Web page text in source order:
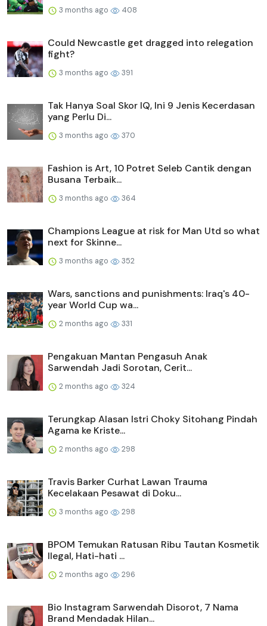
3 months ago 408
Could Newcastle get dragged into relegation
fight?
3 months ago 391
Tak Hanya Soal Skor IQ, Ini 9 Jenis Kecerdasan
yang Perlu Di...
3 months ago 370
Fashion is Art, 10 Potret Seleb Cantik dengan
Busana Terbaik...
3 months ago 364
Champions League at risk for Man Utd so what
next for Skinne...
3 months ago 352
Wars, sanctions and punishments: Iraq's 40-
year World Cup wa...
2 months ago 331
Pengakuan Mantan Pengasuh Anak
Sarwendah Jadi Sorotan, Cerit...
2 months ago 324
Terungkap Alasan Istri Choky Sitohang Pindah
Agama ke Kriste...
2 months ago 298
Travis Barker Curhat Lawan Trauma
Kecelakaan Pesawat di Doku...
3 months ago 298
BPOM Temukan Ratusan Ribu Tautan Kosmetik
Ilegal, Hati-hati ...
2 months ago 296
Bio Instagram Sarwendah Disorot, 7 Nama
Brand Mendadak Hilan...